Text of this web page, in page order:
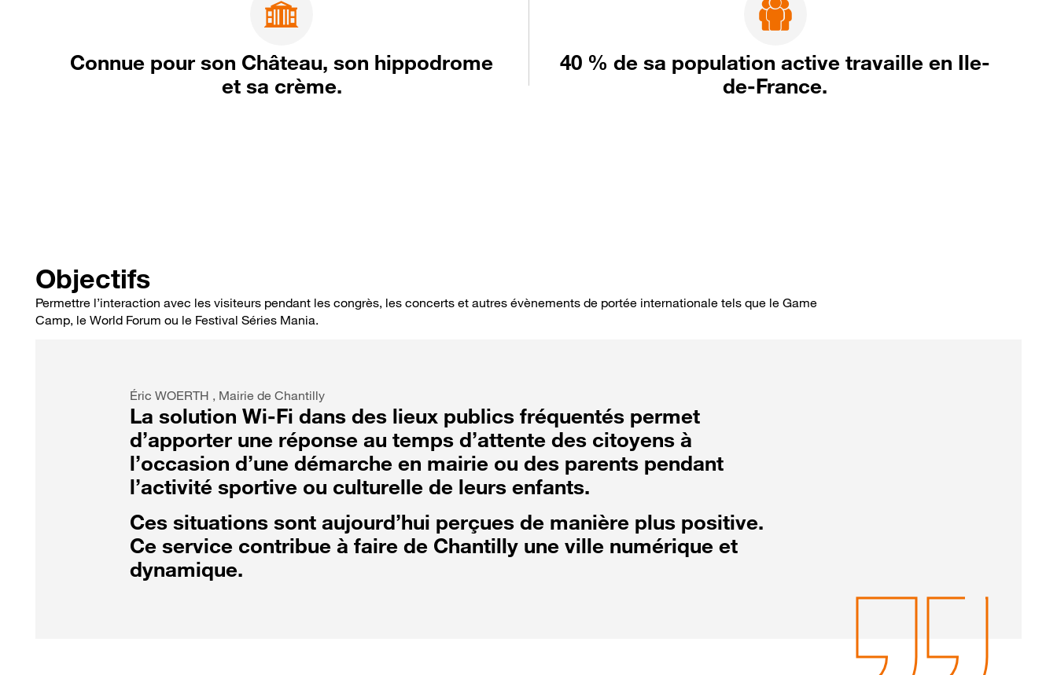
Connue pour son Château, son hippodrome
et sa crème.
40 % de sa population active travaille en Ile-
de-France.
Objectifs
Permettre l’interaction avec les visiteurs pendant les congrès, les concerts et autres évènements de portée internationale tels que le Game
Camp, le World Forum ou le Festival Séries Mania.
Éric WOERTH , Mairie de Chantilly
La solution Wi-Fi dans des lieux publics fréquentés permet
d’apporter une réponse au temps d’attente des citoyens à
l’occasion d’une démarche en mairie ou des parents pendant
l’activité sportive ou culturelle de leurs enfants.
Ces situations sont aujourd’hui perçues de manière plus positive.
Ce service contribue à faire de Chantilly une ville numérique et
dynamique.